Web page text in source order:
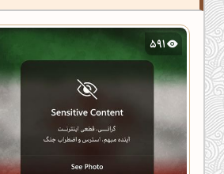
کد رنگ از عکس
پالت رنگ با هوش‌مصنوعی
کدهای رنگ
رنگ مکمل
تمام ابزارها
591